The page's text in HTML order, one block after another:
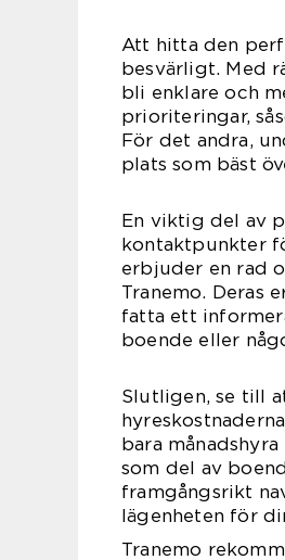
Att hitta den
besvärligt. Med
bli enklare och
prioriteringar,
För det andra,
plats som bäst
En viktig del av
kontaktpunkter
erbjuder en rad
Tranemo. Deras
fatta ett
boende eller
Slutligen, se till
bara
som del av
framgångsrikt
lägenheten för
Tranemo